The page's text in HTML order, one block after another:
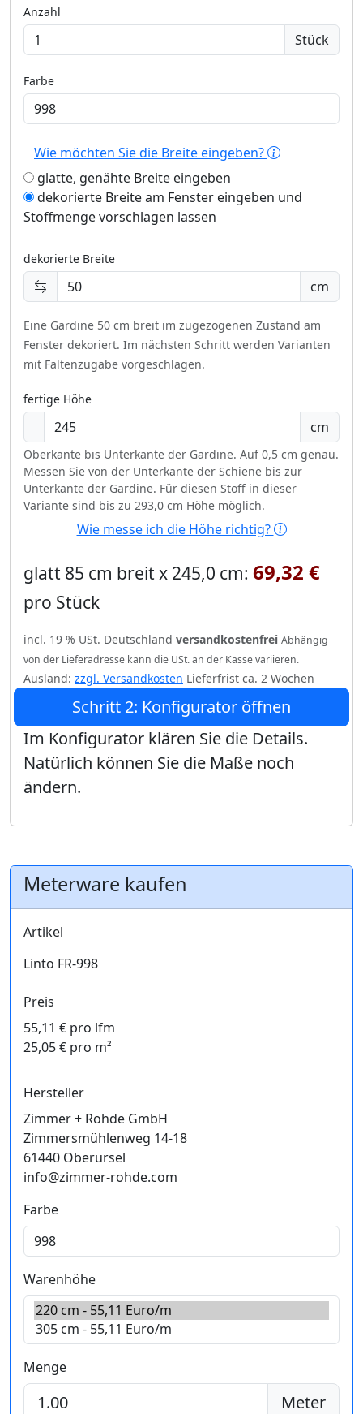
Anzahl
Stück
Farbe
Wie möchten Sie die Breite eingeben?
glatte, genähte Breite eingeben
dekorierte Breite am Fenster eingeben und
Stoffmenge vorschlagen lassen
dekorierte Breite
cm
Eine Gardine 50 cm breit im zugezogenen Zustand am
Fenster dekoriert. Im nächsten Schritt werden Varianten
mit Faltenzugabe vorgeschlagen.
fertige Höhe
cm
Oberkante bis Unterkante der Gardine. Auf 0,5 cm genau.
Messen Sie von der Unterkante der Schiene bis zur
Unterkante der Gardine. Für diesen Stoff in dieser
Variante sind bis zu 293,0 cm Höhe möglich.
Wie messe ich die Höhe richtig?
glatt 85 cm breit x 245,0 cm: 69,32 €
pro Stück
incl. 19 % USt. Deutschland versandkostenfrei Abhängig
von der Lieferadresse kann die USt. an der Kasse variieren.
Ausland: zzgl. Versandkosten Lieferfrist ca. 2 Wochen
Schritt 2: Konfigurator öffnen
Im Konfigurator klären Sie die Details.
Natürlich können Sie die Maße noch
ändern.
Meterware kaufen
Artikel
Linto FR-998
Preis
55,11 € pro lfm
25,05 € pro m²
Hersteller
Zimmer + Rohde GmbH
Zimmersmühlenweg 14-18
61440 Oberursel
info@zimmer-rohde.com
Farbe
Warenhöhe
Menge
Meter